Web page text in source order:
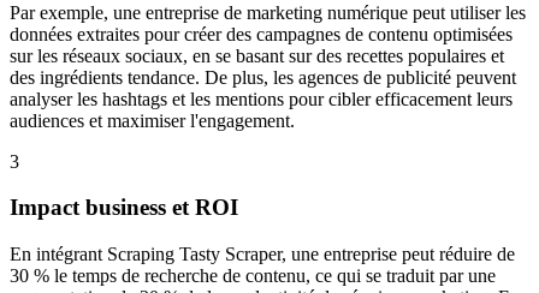
Par exemple, une entreprise de marketing numérique peut utiliser les
données extraites pour créer des campagnes de contenu optimisées
sur les réseaux sociaux, en se basant sur des recettes populaires et
des ingrédients tendance. De plus, les agences de publicité peuvent
analyser les hashtags et les mentions pour cibler efficacement leurs
audiences et maximiser l'engagement.
3
Impact business et ROI
En intégrant Scraping Tasty Scraper, une entreprise peut réduire de
30 % le temps de recherche de contenu, ce qui se traduit par une